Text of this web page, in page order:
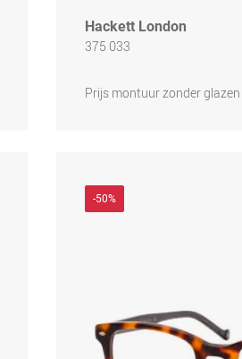
Hackett London
375 033
Prijs montuur zonder glazen
-50%